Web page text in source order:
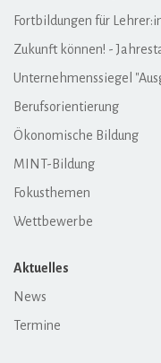
Fortbildungen für
Zukunft können! -
Unternehmenssiegel
Berufsorientierung
Ökonomische Bildung
MINT-Bildung
Fokusthemen
Wettbewerbe
Aktuelles
News
Termine